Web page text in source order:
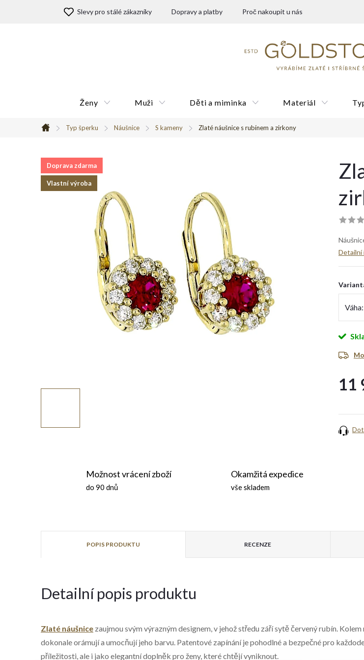
Slevy pro stálé zákazníky Dopravy a platby Proč nakoupit u nás
Ženy
Muži Děti a miminka Materiál
Domů
Typ šperku Náušnice S kameny Zlaté náušnice s rubínem a zirkony
Doprava zdarma
Vlastní výroba
Detailní
11
Možnost vrácení zboží
do 90 dnů
Okamžitá expedice
vše skladem
POPIS PRODUKTU RECENZE
Detailní popis produktu
Zlaté náušnice zaujmou svým výrazným designem, v jehož středu září sytě červený rubín.
dokonale orámují a umocňují jeho barvu. Patentové zapínání je pohodlné a bezpečné pro
příležitosti, ale i jako elegantní doplněk pro ženy, které chtějí vyniknout.